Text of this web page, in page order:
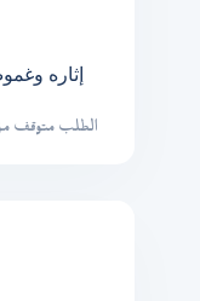
إثاره
الطلب متوقف